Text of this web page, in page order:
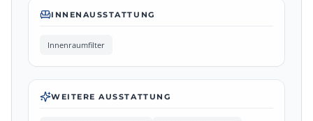
INNENAUSSTATTUNG
Innenraumfilter
WEITERE AUSSTATTUNG